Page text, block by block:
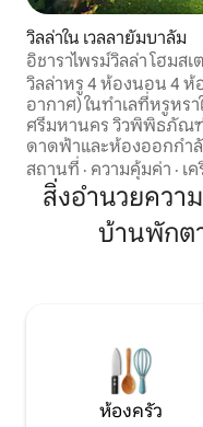
วิลล่าใน เวลลายัมบาลัม
อิชาราไพรม์วิลล่า โฮมสเ
เมือง
วิลล่าหรู 4 ห้องนอน 4 ห้
อากาศ) ในทำเลที่หรูหร
ศรีมหานคร วิวพิพิธภัณ
ดาดฟ้าและห้องออกกำลั
ถนนสายหลักด้วยอินเทอ
วิลล่ากันเสียงที่มีห้องสุข
จอง ผู้เข้าพัก 2 คนจะได้
คนจะได้รับ 2 ห้องผู้เข้า
ห้องและมีผู้เข้าพักเพียง
วัน ทีวีขนาด 55 นิ้ว เน็ตฟ
ทีวี HD พร้อมระบบสำรอ
สถานที่ · ความคุ้มค่า · เ
สิ่งอำนวยควา
บ้านพักต
ห้องครัว